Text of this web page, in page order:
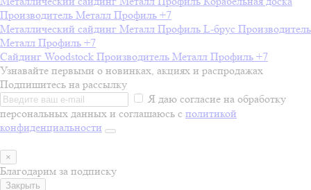
Производитель Металл Профиль +7
Металлический сайдинг Металл Профиль L-брус Производитель
Металл Профиль +7
Сайдинг Woodstock Производитель Металл Профиль +7
Узнавайте первыми о новинках, акциях и распродажах
Подпишитесь на рассылку
Я даю согласие на обработку
персональных данных и соглашаюсь с политикой
конфиденциальности
×
Благодарим за подписку
Закрыть